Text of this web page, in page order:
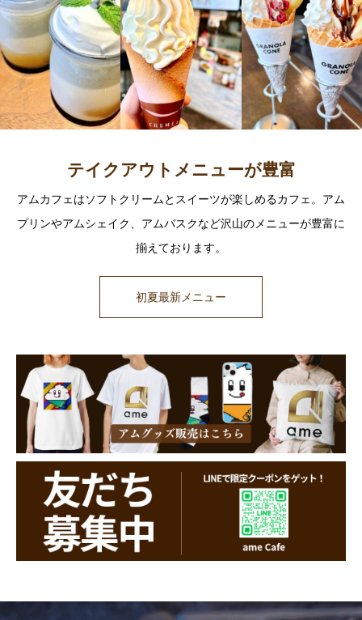
テイクアウトメニューが豊富
アムカフェはソフトクリームとスイーツが楽しめるカフェ。アム
プリンやアムシェイク、アムバスクなど沢山のメニューが豊富に
揃えております。
初夏最新メニュー